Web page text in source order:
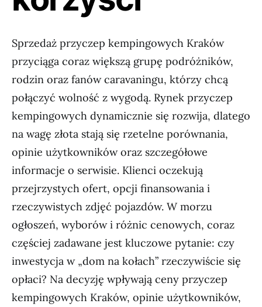
Sprzedaż przyczep kempingowych Kraków
przyciąga coraz większą grupę podróżników,
rodzin oraz fanów caravaningu, którzy chcą
połączyć wolność z wygodą. Rynek przyczep
kempingowych dynamicznie się rozwija, dlatego
na wagę złota stają się rzetelne porównania,
opinie użytkowników oraz szczegółowe
informacje o serwisie. Klienci oczekują
przejrzystych ofert, opcji finansowania i
rzeczywistych zdjęć pojazdów. W morzu
ogłoszeń, wyborów i różnic cenowych, coraz
częściej zadawane jest kluczowe pytanie: czy
inwestycja w „dom na kołach” rzeczywiście się
opłaci? Na decyzję wpływają ceny przyczep
kempingowych Kraków, opinie użytkowników,